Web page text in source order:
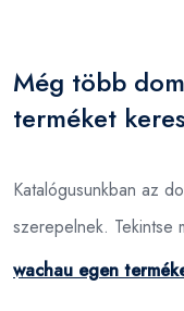
Még több
terméket
Katalógusunkban az
szerepelnek. Tekintse
wachau egen